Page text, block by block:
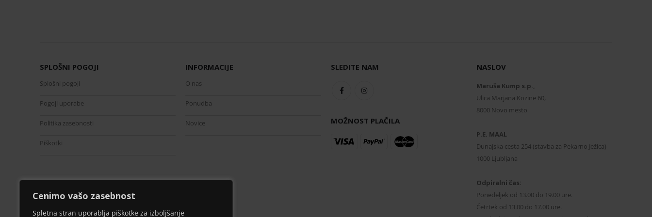
Cenimo vašo zasebnost
Spletna stran uporablja piškotke za izboljšanje
SPLOŠNI POGOJI
Splošni pogoji
Pogoji uporabe
Politika zasebnosti
Piškotki
INFORMACIJE
O nas
Ponudba
Novice
SLEDITE NAM
MOŽNOST PLAČILA
NASLOV
Maruša Kump s.p.,
Ulica Marjana Kozine 60,
8000 Novo mesto
P.E. MAAL
Dunajska cesta 254 (stavba za Pekarno Ježica)
1000 Ljubljana
Odpiralni čas:
Ponedeljek od 13.00 do 19.00 ure.
Četrtek od 13.00 do 17.00 ure.